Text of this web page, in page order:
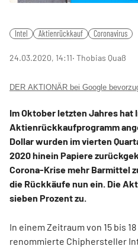
Intel Aktienrückkauf Coronavirus
24.03.2020, 14:11‧ Thobias Quaß
DER AKTIONÄR bei Google
Im Oktober letzten Jahres hat
Aktienrückkaufprogramm
Dollar wurden im vierten
2020 hinein Papiere
Corona-Krise mehr Barmittel
die Rückkäufe nun ein. Die
sieben Prozent zu.
In einem Zeitraum von 15 bis
renommierte Chiphersteller